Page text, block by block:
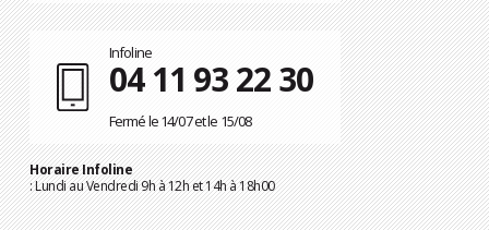
Infoline
04 11 93 22 30
Fermé le 14/07 et le 15/08
Horaire Infoline
: Lundi au Vendredi 9h à 12h et 14h à 18h00